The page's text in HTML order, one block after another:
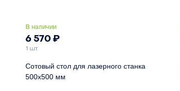
В наличии
6 570₽
1 шт.
Сотовый стол для лазерного станка
500х500 мм